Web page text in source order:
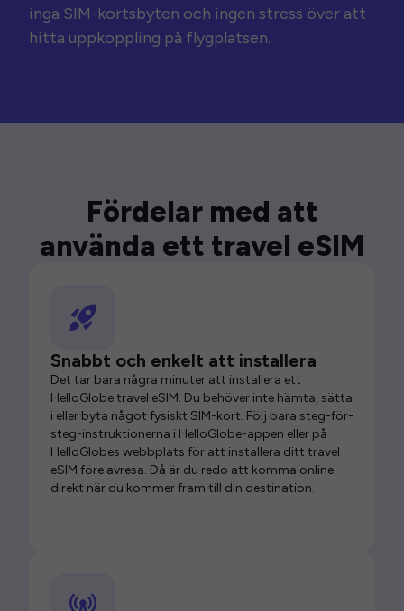
inga SIM-kortsbyten och ingen stress över att
hitta uppkoppling på flygplatsen.
Fördelar med att
använda ett travel eSIM
Snabbt och enkelt att installera
Det tar bara några minuter att installera ett
HelloGlobe travel eSIM. Du behöver inte hämta, sätta
i eller byta något fysiskt SIM-kort. Följ bara steg-för-
steg-instruktionerna i HelloGlobe-appen eller på
HelloGlobes webbplats för att installera ditt travel
eSIM före avresa. Då är du redo att komma online
direkt när du kommer fram till din destination.